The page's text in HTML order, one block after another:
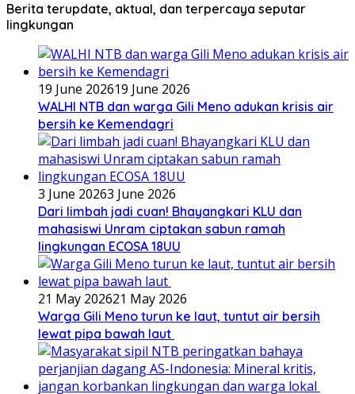
Berita terupdate, aktual, dan terpercaya seputar
lingkungan
19 June 202619 June 2026
WALHI NTB dan warga Gili Meno adukan krisis air
bersih ke Kemendagri
3 June 20263 June 2026
Dari limbah jadi cuan! Bhayangkari KLU dan
mahasiswi Unram ciptakan sabun ramah
lingkungan ECOSA 18UU
21 May 202621 May 2026
Warga Gili Meno turun ke laut, tuntut air bersih
lewat pipa bawah laut